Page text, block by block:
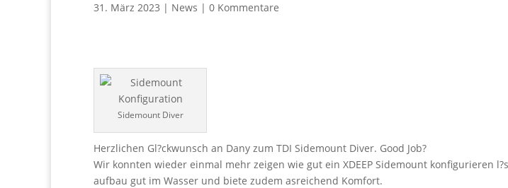
31. März 2023 | News | 0 Kommentare
Sidemount Diver
Herzlichen Gl?ckwunsch an Dany zum TDI Sidemount Diver. Good Job?
Wir konnten wieder einmal mehr zeigen wie gut ein XDEEP Sidemount konfigurieren
aufbau gut im Wasser und biete zudem asreichend Komfort.